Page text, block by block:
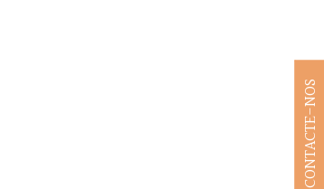
CONTACTE-NOS